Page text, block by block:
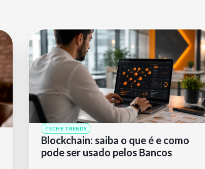
TECH E TRENDS
Blockchain: saiba o que é e como
pode ser usado pelos Bancos